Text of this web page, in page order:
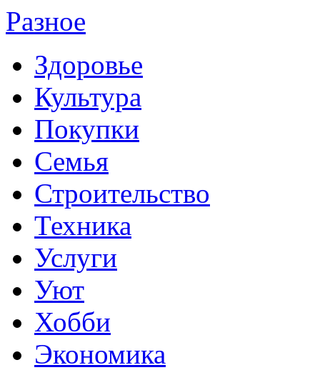
Разное
Здоровье
Культура
Покупки
Семья
Строительство
Техника
Услуги
Уют
Хобби
Экономика